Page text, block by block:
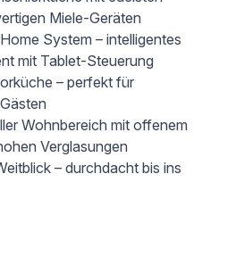
Miele-Geräten
mit Tablet-Steuerung
Verglasungen